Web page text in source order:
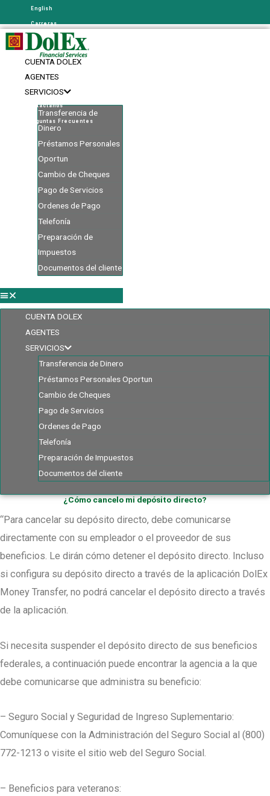
English
Carreras
Contáctanos
Preguntas Frecuentes
English
Carreras
Contáctanos
Preguntas Frecuentes
CUENTA DOLEX
AGENTES
SERVICIOS
Transferencia de
Dinero
Préstamos Personales
Oportun
Cambio de Cheques
Pago de Servicios
Ordenes de Pago
Telefonía
Preparación de
Impuestos
Documentos del cliente
CUENTA DOLEX
AGENTES
SERVICIOS
Transferencia de Dinero
Préstamos Personales Oportun
Cambio de Cheques
Pago de Servicios
Ordenes de Pago
Telefonía
Preparación de Impuestos
Documentos del cliente
¿Cómo cancelo mi depósito directo?
“Para cancelar su depósito directo, debe comunicarse
directamente con su empleador o el proveedor de sus
beneficios. Le dirán cómo detener el depósito directo. Incluso
si configura su depósito directo a través de la aplicación DolEx
Money Transfer, no podrá cancelar el depósito directo a través
de la aplicación.
Si necesita suspender el depósito directo de sus beneficios
federales, a continuación puede encontrar la agencia a la que
debe comunicarse que administra su beneficio:
– Seguro Social y Seguridad de Ingreso Suplementario:
Comuníquese con la Administración del Seguro Social al (800)
772-1213 o visite el sitio web del Seguro Social.
– Beneficios para veteranos: